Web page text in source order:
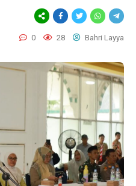
0 28 Bahri Layya